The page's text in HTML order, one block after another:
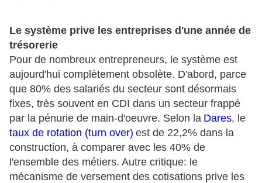
Le système prive les entreprises d'une année de
trésorerie
Pour de nombreux entrepreneurs, le système est
aujourd'hui complètement obsolète. D'abord, parce
que 80% des salariés du secteur sont désormais
fixes, très souvent en CDI dans un secteur frappé
par la pénurie de main-d'oeuvre. Selon la Dares, le
taux de rotation (turn over) est de 22,2% dans la
construction, à comparer avec les 40% de
l'ensemble des métiers. Autre critique: le
mécanisme de versement des cotisations prive les